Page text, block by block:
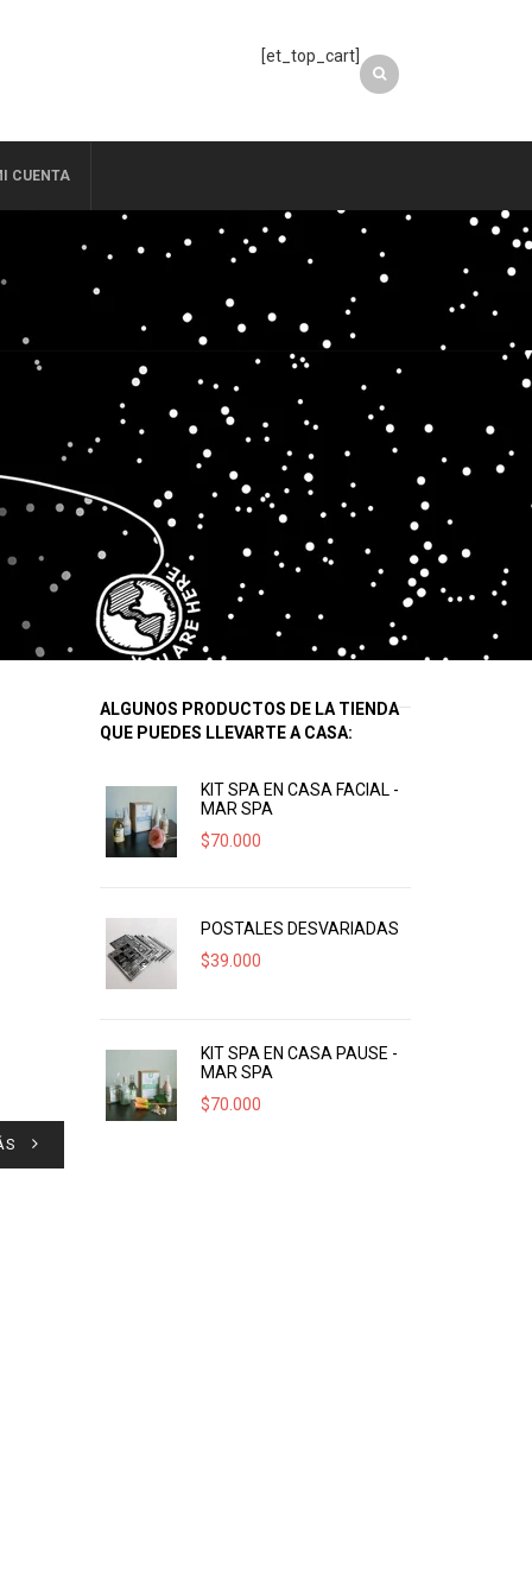
[et_top_cart]
CUENTA
ALGUNOS PRODUCTOS DE LA TIENDA
QUE PUEDES LLEVARTE A CASA:
KIT SPA EN CASA FACIAL -
MAR SPA
$70.000
POSTALES DESVARIADAS
$39.000
KIT SPA EN CASA PAUSE -
MAR SPA
$70.000